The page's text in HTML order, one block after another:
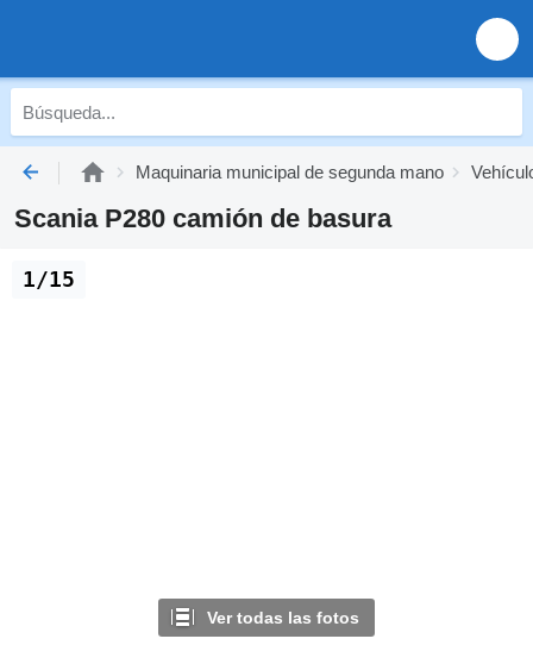
Maquinaria municipal de segunda mano
Scania P280 camión de basura
Ver todas las fotos
1/15